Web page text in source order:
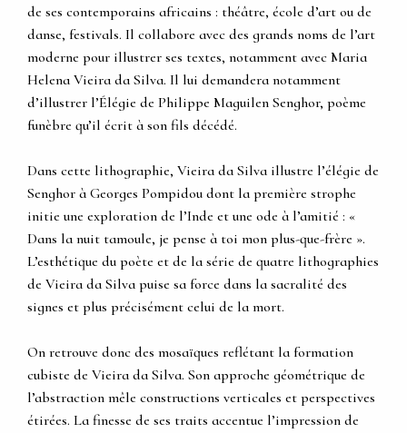
de ses contemporains africains : théâtre, école d’art ou de
danse, festivals. Il collabore avec des grands noms de l’art
moderne pour illustrer ses textes, notamment avec Maria
Helena Vieira da Silva. Il lui demandera notamment
d’illustrer l’Élégie de Philippe Maguilen Senghor, poème
funèbre qu’il écrit à son fils décédé.
Dans cette lithographie, Vieira da Silva illustre l’élégie de
Senghor à Georges Pompidou dont la première strophe
initie une exploration de l’Inde et une ode à l’amitié : «
Dans la nuit tamoule, je pense à toi mon plus-que-frère ».
L’esthétique du poète et de la série de quatre lithographies
de Vieira da Silva puise sa force dans la sacralité des
signes et plus précisément celui de la mort.
On retrouve donc des mosaïques reflétant la formation
cubiste de Vieira da Silva. Son approche géométrique de
l’abstraction mêle constructions verticales et perspectives
étirées. La finesse de ses traits accentue l’impression de